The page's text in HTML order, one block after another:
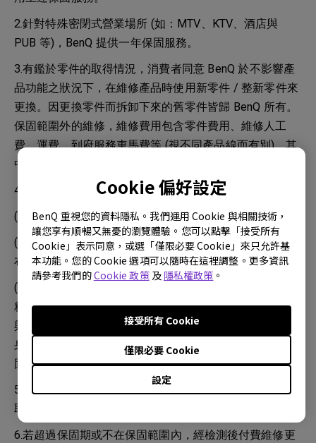
Cookie 偏好設定
BenQ 重視您的資料隱私。我們運用 Cookie 與相關技術，
讓您享有順暢又無憂的瀏覽體驗。您可以點擊「接受所有
Cookie」表示同意，或選「僅限必要 Cookie」來只允許基
本功能。您的 Cookie 選項可以隨時在這裡調整。更多資訊
請參考我們的Cookie 政策及 隱私權政策 。
設定
僅限必要 Cookie
接受所有 Cookie
2.針對特殊密閉式營業場所 (如：MTV、KTV、酒店與
PUB 等)，BenQ 提供一年保固服務。
3.有鑑於零件的取得情況，消費者同意 BenQ 於不影響產
品功能之狀況下，在維修產品時使用新零件 / 整新零件來
更換。因更換零件而拆卸下來的舊零件皆歸 BenQ 所有。
保固範圍外的維修，維修費用包含零件費用、維修人工
費、運費、到府服務車馬費等 (視不同產品線而有別)，其
中，零件費用 BenQ 會視零件狀況給予不同的報價。
4.鏡頭清潔時，請依使用手冊說明進行操作：
(1) 使用罐裝的壓縮空器清除灰塵。
(2) 塵土或髒污，請使用鏡片專用清潔紙或沾有清潔劑的
布來輕拭鏡片。
(3) 請勿使用研磨熱、鹼性 / 酸性清潔劑、擦洗粉或酒
精、苯、溶劑或殺蟲劑等揮發性溶劑清潔。使用此物質或
與橡膠或乙烯基物質長時間接觸可能會對投影機表面和機
身材質造成傷害。如因清潔過程造成鏡頭受損，恕不在保
固範圍內。
5.若超過保固期或不在保固範圍內，經檢測後不維修將收
取檢測費 300 元。
6.若超過保固期或不在保固範圍內，經檢測後付費維修更